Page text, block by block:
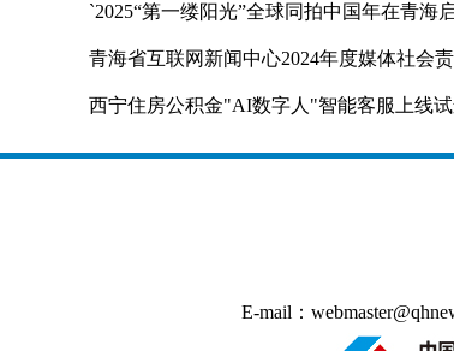
`2025“第一缕阳光”全球同拍中国年在青海
青海省互联网新闻中心2024年度媒体社会
西宁住房公积金"AI数字人"智能客服上线
E-mail：